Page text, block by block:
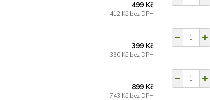
499 Kč
412 Kč bez DPH
399 Kč
330 Kč bez DPH
899 Kč
743 Kč bez DPH